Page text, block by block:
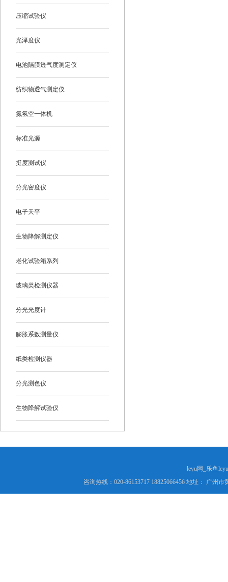
压缩试验仪
光泽度仪
电池隔膜透气度测定仪
纺织物透气测定仪
氮氢空一体机
标准光源
挺度测试仪
分光密度仪
电子天平
生物降解测定仪
老化试验箱系列
玻璃类检测仪器
分光光度计
膨胀系数测量仪
纸类检测仪器
分光测色仪
生物降解试验仪
leyu网_乐鱼
咨询热线：020-86153717 18825066456 地址： 广州